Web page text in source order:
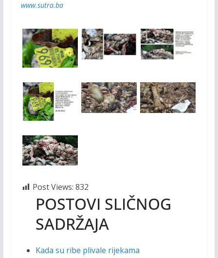
www.sutra.ba
Post Views: 832
POSTOVI SLIČNOG
SADRŽAJA
Kada su ribe plivale rijekama